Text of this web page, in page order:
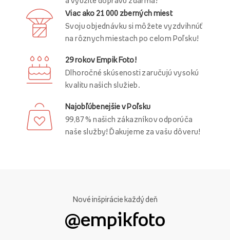
Viac ako 21 000 zberných miest
Svoju objednávku si môžete vyzdvihnúť
na rôznych miestach po celom Poľsku!
29 rokov Empik Foto!
Dlhoročné skúsenosti zaručujú vysokú
kvalitu našich služieb.
Najobľúbenejšie v Poľsku
99,87 % našich zákazníkov odporúča
naše služby! Ďakujeme za vašu dôveru!
Nové inšpirácie každý deň
@empikfoto